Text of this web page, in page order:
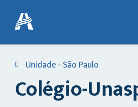
Unidade - São Paulo
Colégio-